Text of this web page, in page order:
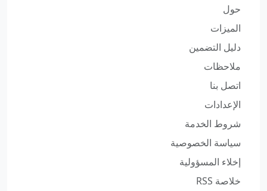
حول
الميزات
دليل التضمين
ملاحظات
اتصل بنا
الإعدادات
شروط الخدمة
سياسة الخصوصية
إخلاء المسؤولية
خلاصة RSS